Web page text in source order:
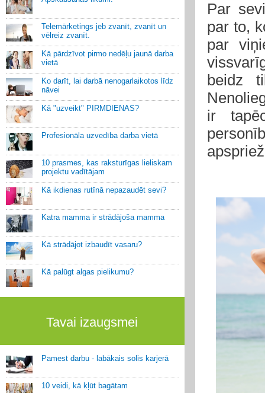
Telemārketings jeb zvanīt, zvanīt un
vēlreiz zvanīt.
Kā pārdzīvot pirmo nedēļu jaunā darba
vietā
Ko darīt, lai darbā nenogarlaikotos līdz
nāvei
Kā "uzveikt" PIRMDIENAS?
Profesionāla uzvedība darba vietā
10 prasmes, kas raksturīgas lieliskam
projektu vadītājam
Kā ikdienas rutīnā nepazaudēt sevi?
Katra mamma ir strādājoša mamma
Kā strādājot izbaudīt vasaru?
Kā palūgt algas pielikumu?
Tavai izaugsmei
Pamest darbu - labākais solis karjerā
10 veidi, kā kļūt bagātam
Par
par to,
par
beidz
ir